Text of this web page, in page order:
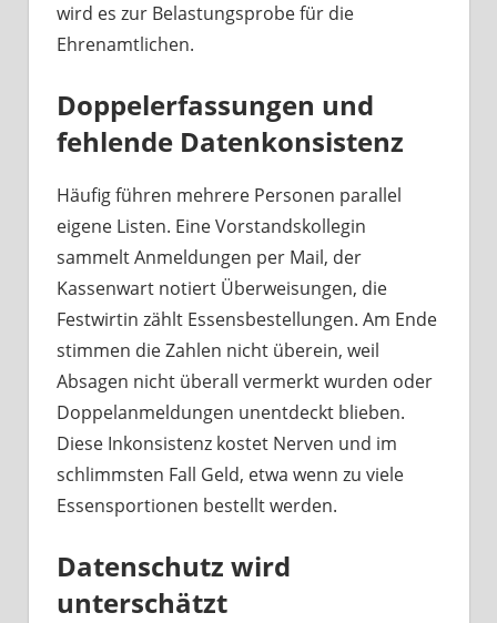
wird es zur Belastungsprobe für die
Ehrenamtlichen.
Doppelerfassungen und
fehlende Datenkonsistenz
Häufig führen mehrere Personen parallel
eigene Listen. Eine Vorstandskollegin
sammelt Anmeldungen per Mail, der
Kassenwart notiert Überweisungen, die
Festwirtin zählt Essensbestellungen. Am Ende
stimmen die Zahlen nicht überein, weil
Absagen nicht überall vermerkt wurden oder
Doppelanmeldungen unentdeckt blieben.
Diese Inkonsistenz kostet Nerven und im
schlimmsten Fall Geld, etwa wenn zu viele
Essensportionen bestellt werden.
Datenschutz wird
unterschätzt